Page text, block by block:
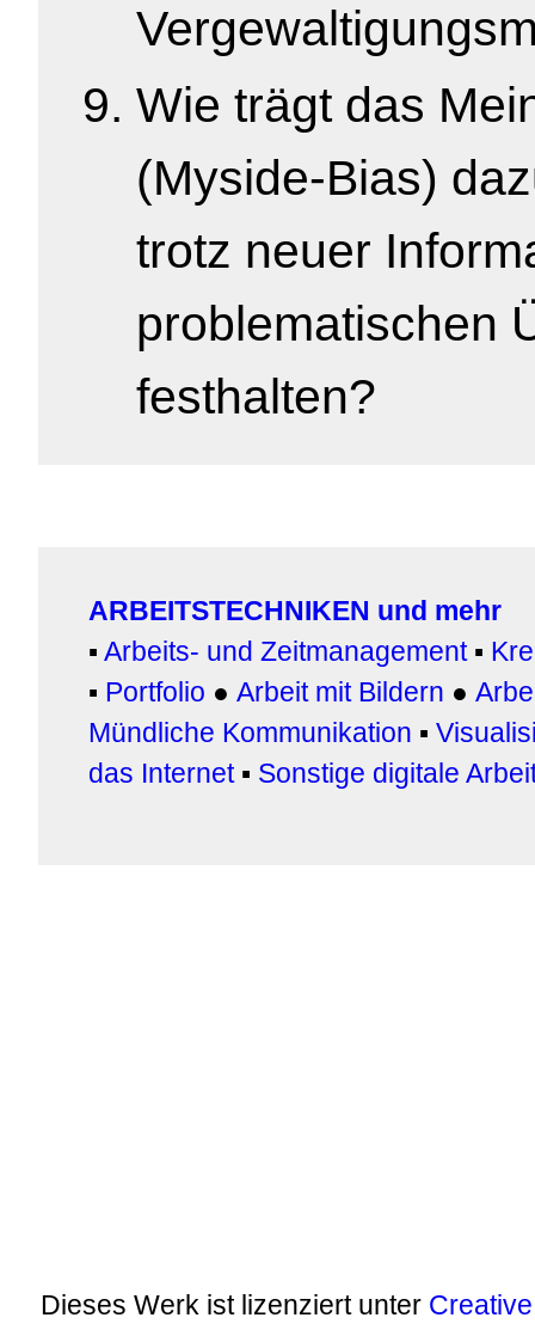
Wie trägt das
(Myside-Bias)
trotz neuer
problematischen
festhalten?
ARBEITSTECHNIKEN und mehr
▪ Arbeits- und Zeitmanagement▪
▪ Portfolio ● Arbeit mit Bildern ●
Mündliche Kommunikation ▪
das Internet▪ Sonstige digitale
Dieses Werk ist lizenziert unter